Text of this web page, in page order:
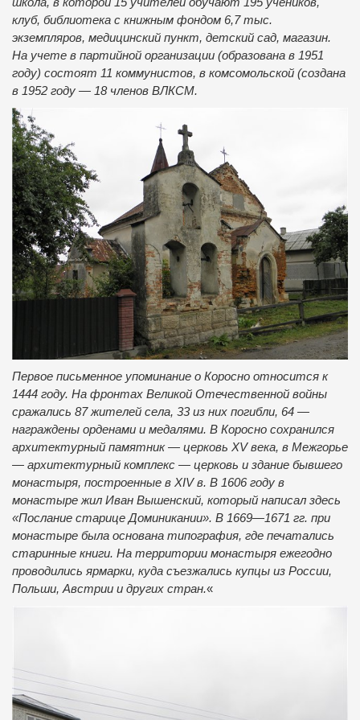
клуб, библиотека с книжным фондом 6,7 тыс.
экземпляров, медицинский пункт, детский сад, магазин.
На учете в партийной организации (образована в 1951
году) состоят 11 коммунистов, в комсомольской (создана
в 1952 году — 18 членов ВЛКСМ.
Первое письменное упоминание о Коросно относится к
1444 году. На фронтах Великой Отечественной войны
сражались 87 жителей села, 33 из них погибли, 64 —
награждены орденами и медалями. В Коросно сохранился
архитектурный памятник — церковь XV века, в Межгорье
— архитектурный комплекс — церковь и здание бывшего
монастыря, построенные в XIV в. В 1606 году в
монастыре жил Иван Вышенский, который написал здесь
«Послание старице Доминикании». В 1669—1671 гг. при
монастыре была основана типография, где печатались
старинные книги. На территории монастыря ежегодно
проводились ярмарки, куда съезжались купцы из России,
Польши, Австрии и других стран.«